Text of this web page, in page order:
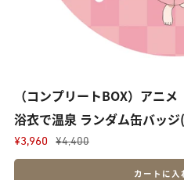
（コンプリートBOX）アニ
浴衣で温泉 ランダム缶バッ
¥3,960 ¥4,400
カートに入